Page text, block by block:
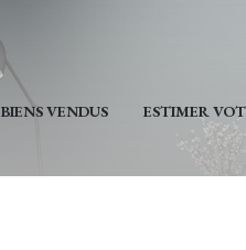
BIENS VENDUS ESTIMER